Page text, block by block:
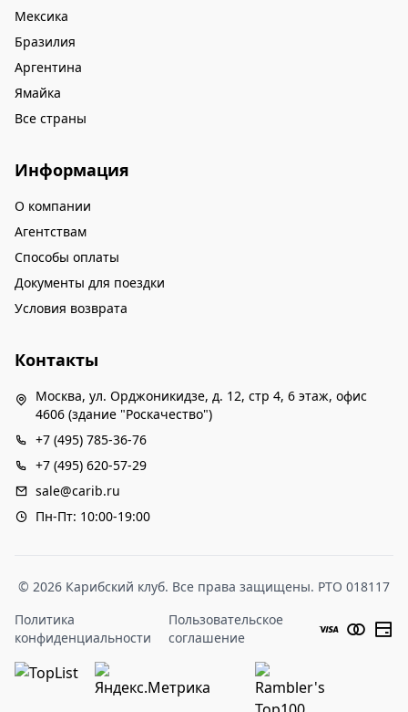
Мексика
Бразилия
Аргентина
Ямайка
Все страны
Информация
О компании
Агентствам
Способы оплаты
Документы для поездки
Условия возврата
Контакты
Москва, ул. Орджоникидзе, д. 12, стр 4, 6 этаж, офис
4606 (здание "Роскачество")
+7 (495) 785-36-76
+7 (495) 620-57-29
sale@carib.ru
Пн-Пт: 10:00-19:00
© 2026 Карибский клуб. Все права защищены. РТО 018117
Политика
конфиденциальности
Пользовательское
соглашение